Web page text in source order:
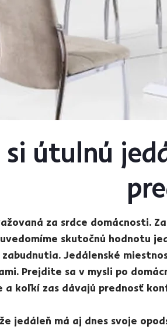
útulnú
za srdce domácnosti.
skutočnú hodnotu
Jedálenské
Prejdite sa v mysli po
a koľkí zas dávajú prednosť
jedáleň má aj dnes svoje